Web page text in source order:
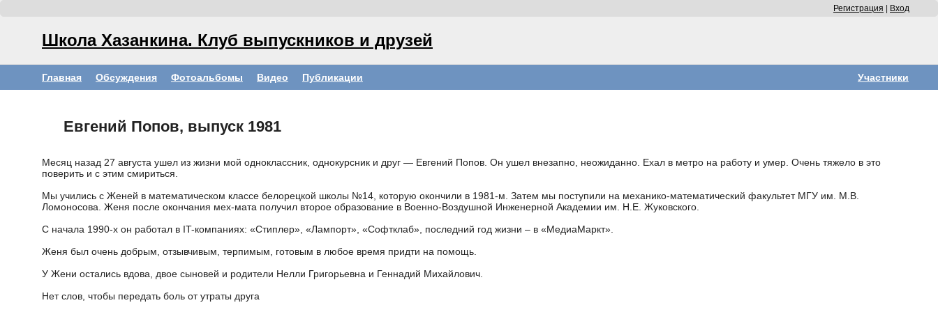
Регистрация Вход
Школа Хазанкина. Клуб выпускников и друзей
Главная Обсуждения Фотоальбомы Видео Участники
Публикации
Евгений Попов, выпуск 1981
Месяц назад 27 августа ушел из жизни мой одноклассник, однокурсник и друг — Евгений Попов. Он ушел внезапно, неожиданно. Ехал в метро на работу и умер. Очень тяжело в это
поверить и с этим смириться.
Мы учились с Женей в математическом классе белорецкой школы №14, которую окончили в 1981-м. Затем мы поступили на механико-математический факультет МГУ им. М.В.
Ломоносова. Женя после окончания мех-мата получил второе образование в Военно-Воздушной Инженерной Академии им. Н.Е. Жуковского.
С начала 1990-х он работал в IT-компаниях: «Стиплер», «Лампорт», «Софтклаб», последний год жизни – в «МедиаМаркт».
Женя был очень добрым, отзывчивым, терпимым, готовым в любое время придти на помощь.
У Жени остались вдова, двое сыновей и родители Нелли Григорьевна и Геннадий Михайлович.
Нет слов, чтобы передать боль от утраты друга